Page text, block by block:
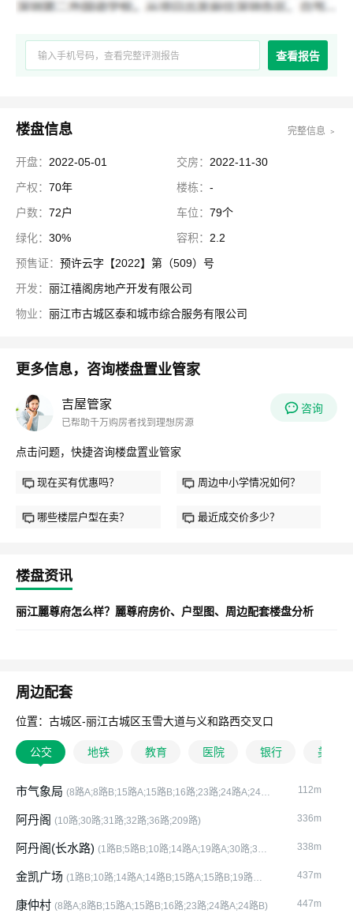
查看报告
楼盘信息 完整信息 ﹥
开盘： 2022-05-01 交房： 2022-11-30
产权： 70年 楼栋： -
户数： 72户 车位： 79个
绿化： 30% 容积： 2.2
预售证： 预许云字【2022】第（509）号
开发： 丽江禧阁房地产开发有限公司
物业： 丽江市古城区泰和城市综合服务有限公司
更多信息，咨询楼盘置业管家
吉屋管家
已帮助千万购房者找到理想房源
咨询
点击问题，快捷咨询楼盘置业管家
现在买有优惠吗？ 周边中小学情况如何？
哪些楼层户型在卖？ 最近成交价多少？
楼盘资讯
丽江麗尊府怎么样？麗尊府房价、户型图、周边配套楼盘分析
周边配套
位置：古城区-丽江古城区玉雪大道与义和路西交叉口
公交 地铁 教育 医院 银行 美食
市气象局 (8路A;8路B;15路A;15路B;16路;23路;24路A;24路
112m
阿丹阁 (10路;30路;31路;32路;36路;209路) 336m
阿丹阁(长水路) (1路B;5路B;10路;14路A;19路A;30路;31
338m
金凯广场 (1路B;10路;14路A;14路B;15路A;15路B;19路
437m
康仲村 (8路A;8路B;15路A;15路B;16路;23路;24路A;24路B) 447m